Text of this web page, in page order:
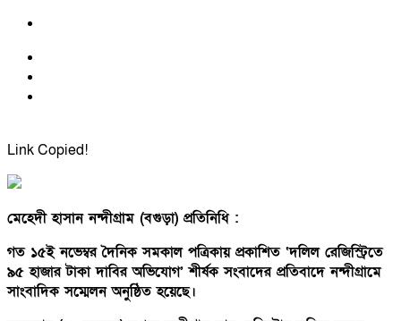
Link Copied!
মেহেদী হাসান নন্দীগ্রাম (বগুড়া) প্রতিনিধি :
গত ১৫ই নভেম্বর দৈনিক সমকাল পত্রিকায় প্রকাশিত ‘দলিল রেজিস্ট্রিতে
৯৫ হাজার টাকা দাবির অভিযোগ’ শীর্ষক সংবাদের প্রতিবাদে নন্দীগ্রামে
সাংবাদিক সম্মেলন অনুষ্ঠিত হয়েছে।